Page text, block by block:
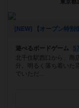
東京都
遊べるボードゲーム
北千住駅西口から、
分。明るく落ち着いた
でいただ...